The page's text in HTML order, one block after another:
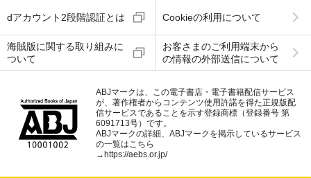
dアカウント2段階認証とは Cookieの利用について
海賊版に関する取り組みに
ついて
お客さまのご利用端末から
の情報の外部送信について
ABJマークは、この電子書店・電子書籍配信サービス
が、著作権者からコンテンツ使用許諾を得た正規版配
信サービスであることを示す登録商標（登録番号 第
6091713号）です。
ABJマークの詳細、ABJマークを掲示しているサービス
の一覧はこちら
→ https://aebs.or.jp/